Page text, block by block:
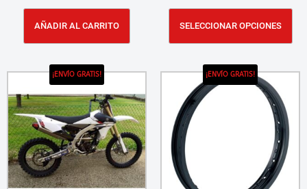
AÑADIR AL CARRITO SELECCIONAR OPCIONES
¡ENVÍO GRATIS! ¡ENVÍO GRATIS!